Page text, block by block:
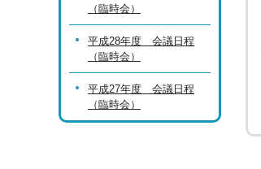
（臨時会）
平成28年度 会議日程
（臨時会）
平成27年度 会議日程
（臨時会）